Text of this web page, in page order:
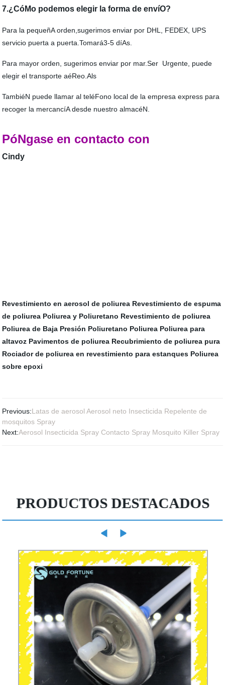
7.¿CóMo podemos elegir la forma de envíO?
Para la pequeñA orden,sugerimos enviar por DHL, FEDEX, UPS
servicio puerta a puerta.Tomará3-5 díAs.
Para mayor orden, sugerimos enviar por mar.Ser Urgente, puede
elegir el transporte aéReo.Als
TambiéN puede llamar al teléFono local de la empresa express para
recoger la mercancíA desde nuestro almacéN.
PóNgase en contacto con
Cindy
Revestimiento en aerosol de poliurea Revestimiento de espuma
de poliurea Poliurea y Poliuretano Revestimiento de poliurea
Poliurea de Baja Presión Poliuretano Poliurea Poliurea para
altavoz Pavimentos de poliurea Recubrimiento de poliurea pura
Rociador de poliurea en revestimiento para estanques Poliurea
sobre epoxi
Previous:Latas de aerosol Aerosol neto Insecticida Repelente de
mosquitos Spray
Next:Aerosol Insecticida Spray Contacto Spray Mosquito Killer Spray
PRODUCTOS DESTACADOS